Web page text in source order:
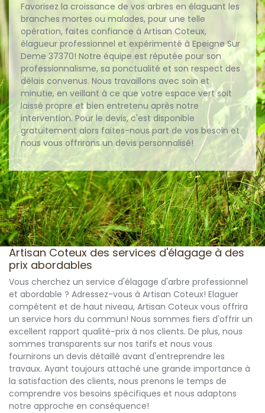
Favorisez la croissance de vos arbres en élaguant les
branches mortes ou malades, pour une telle
opération, faites confiance à Artisan Coteux,
élagueur professionnel et expérimenté à Epeigne Sur
Deme 37370! Notre équipe est réputée pour son
professionnalisme, sa ponctualité et son respect des
délais convenus. Nous travaillons avec soin et
minutie, en veillant à ce que votre espace vert soit
laissé propre et bien entretenu après notre
intervention. Pour le devis, c'est disponible
gratuitement alors faites-nous part de vos besoin et
nous vous offrirons un devis personnalisé!
Artisan Coteux des services d'élagage à des
prix abordables
Vous cherchez un service d'élagage d'arbre professionnel
et abordable ? Adressez-vous à Artisan Coteux! Elaguer
compétent et de haut niveau, Artisan Coteux vous offrira
un service hors du commun! Nous sommes fiers d'offrir un
excellent rapport qualité-prix à nos clients. De plus, nous
sommes transparents sur nos tarifs et nous vous
fournirons un devis détaillé avant d'entreprendre les
travaux. Ayant toujours attaché une grande importance à
la satisfaction des clients, nous prenons le temps de
comprendre vos besoins spécifiques et nous adaptons
notre approche en conséquence!